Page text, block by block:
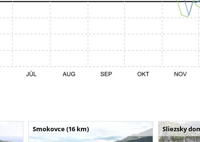
Smokovce (16 km) Sliezsky